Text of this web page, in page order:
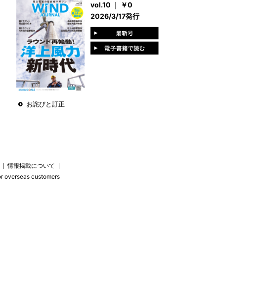
vol.10 ｜ ￥0
2026/3/17発行
お詫びと訂正
情報掲載について
overseas customers